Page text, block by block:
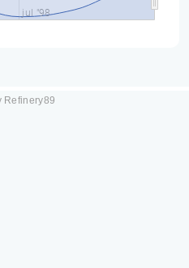
jul "98
Refinery89